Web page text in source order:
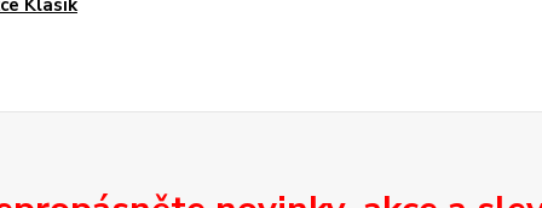
Klasik